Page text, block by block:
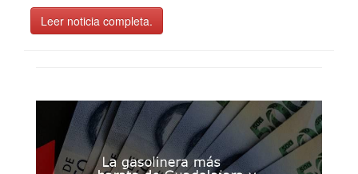
Leer noticia completa.